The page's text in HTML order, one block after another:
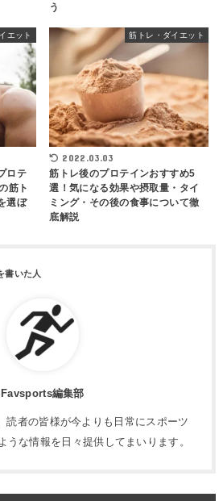
う
エット
ロテ
筋ト
選ぼ
筋トレ・ダイエット
2022.03.03
筋トレ後のプロテインおすすめ5
選！気になる効果や摂取量・タイ
ミング・その後の食事について徹
底解説
Favsports編集部
読者の皆様が今よりも日常にスポーツ
うな情報を日々提供してまいります。